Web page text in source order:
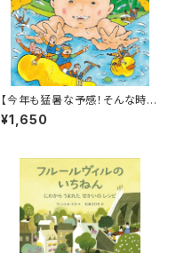
【今年も猛暑な予感！そんな時に
はこんなアドベンチャー絵本は
いかが？】『おうちプールだ! あ
¥1,650